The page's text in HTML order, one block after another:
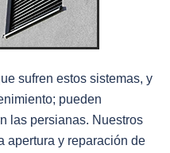
sufren estos sistemas, y
pueden
las persianas. Nuestros
apertura y reparación de